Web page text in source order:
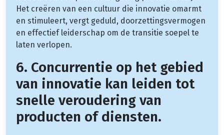
Het creëren van een cultuur die innovatie omarmt
en stimuleert, vergt geduld, doorzettingsvermogen
en effectief leiderschap om de transitie soepel te
laten verlopen.
6. Concurrentie op het gebied
van innovatie kan leiden tot
snelle veroudering van
producten of diensten.